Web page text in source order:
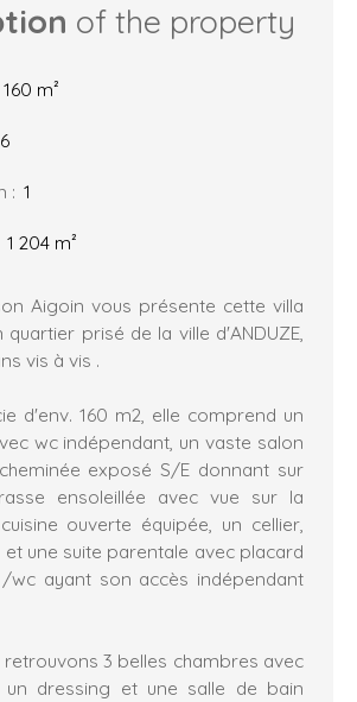
of the property
160 m²
6
: 1
1 204 m²
Aigoin vous présente cette villa
quartier prisé de la ville d'ANDUZE,
vis à vis .
d'env. 160 m2, elle comprend un
wc indépendant, un vaste salon
exposé S/E donnant sur
ensoleillée avec vue sur la
ouverte équipée, un cellier,
une suite parentale avec placard
wc ayant son accès indépendant
3 belles chambres avec
un dressing et une salle de bain